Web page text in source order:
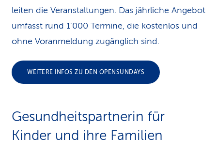
leiten die Veranstaltungen. Das jährliche Angebot
umfasst rund 1'000 Termine, die kostenlos und
ohne Voranmeldung zugänglich sind.
WEITERE INFOS ZU DEN OPENSUNDAYS
Gesundheitspartnerin für
Kinder und ihre Familien